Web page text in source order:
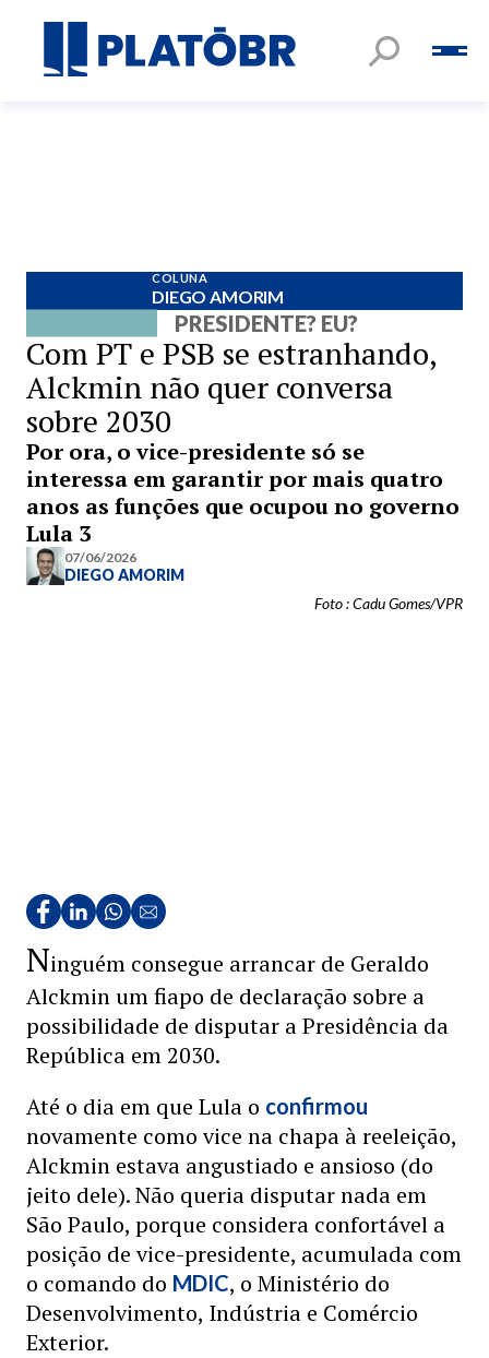
COLUNA
DIEGO AMORIM
PRESIDENTE? EU?
Com PT e PSB se estranhando,
Alckmin não quer conversa
sobre 2030
Por ora, o vice-presidente só se
interessa em garantir por mais quatro
anos as funções que ocupou no governo
Lula 3
07/06/2026
DIEGO AMORIM
Foto : Cadu Gomes/VPR
Ninguém consegue arrancar de Geraldo
Alckmin um fiapo de declaração sobre a
possibilidade de disputar a Presidência da
República em 2030.
Até o dia em que Lula o confirmou
novamente como vice na chapa à reeleição,
Alckmin estava angustiado e ansioso (do
jeito dele). Não queria disputar nada em
São Paulo, porque considera confortável a
posição de vice-presidente, acumulada com
o comando do MDIC, o Ministério do
Desenvolvimento, Indústria e Comércio
Exterior.